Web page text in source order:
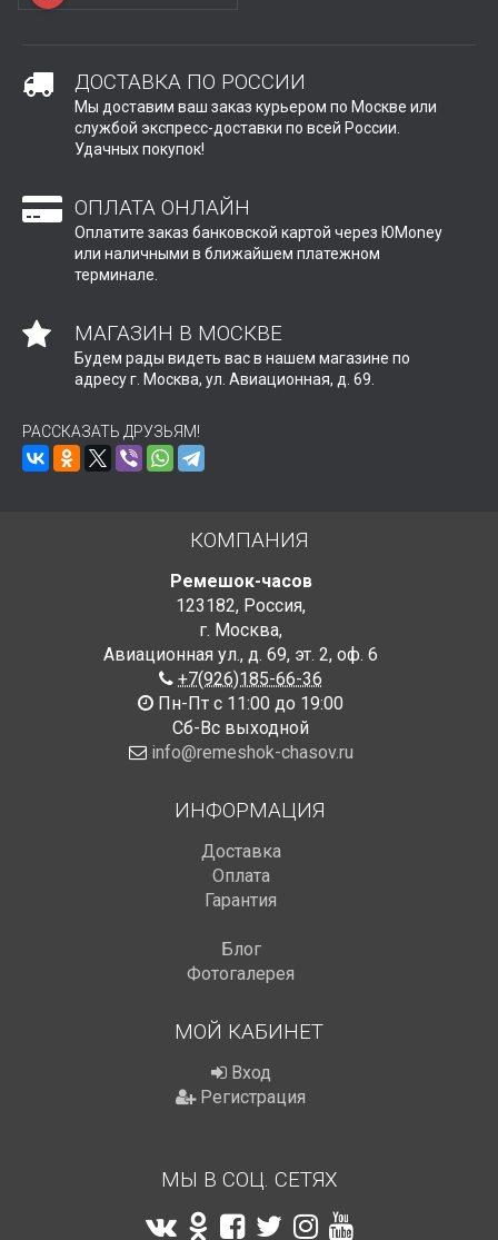
ДОСТАВКА ПО РОССИИ
Мы доставим ваш заказ курьером по Москве или
службой экспресс-доставки по всей России.
Удачных покупок!
ОПЛАТА ОНЛАЙН
Оплатите заказ банковской картой через ЮMoney
или наличными в ближайшем платежном
терминале.
МАГАЗИН В МОСКВЕ
Будем рады видеть вас в нашем магазине по
адресу г. Москва, ул. Авиационная, д. 69.
РАССКАЗАТЬ ДРУЗЬЯМ!
КОМПАНИЯ
Ремешок-часов
123182, Россия,
г. Москва,
Авиационная ул., д. 69, эт. 2, оф. 6
+7(926)185-66-36
Пн-Пт с 11:00 до 19:00
Сб-Вс выходной
info@remeshok-chasov.ru
ИНФОРМАЦИЯ
Доставка
Оплата
Гарантия
Блог
Фотогалерея
МОЙ КАБИНЕТ
Вход
Регистрация
МЫ В СОЦ. СЕТЯХ